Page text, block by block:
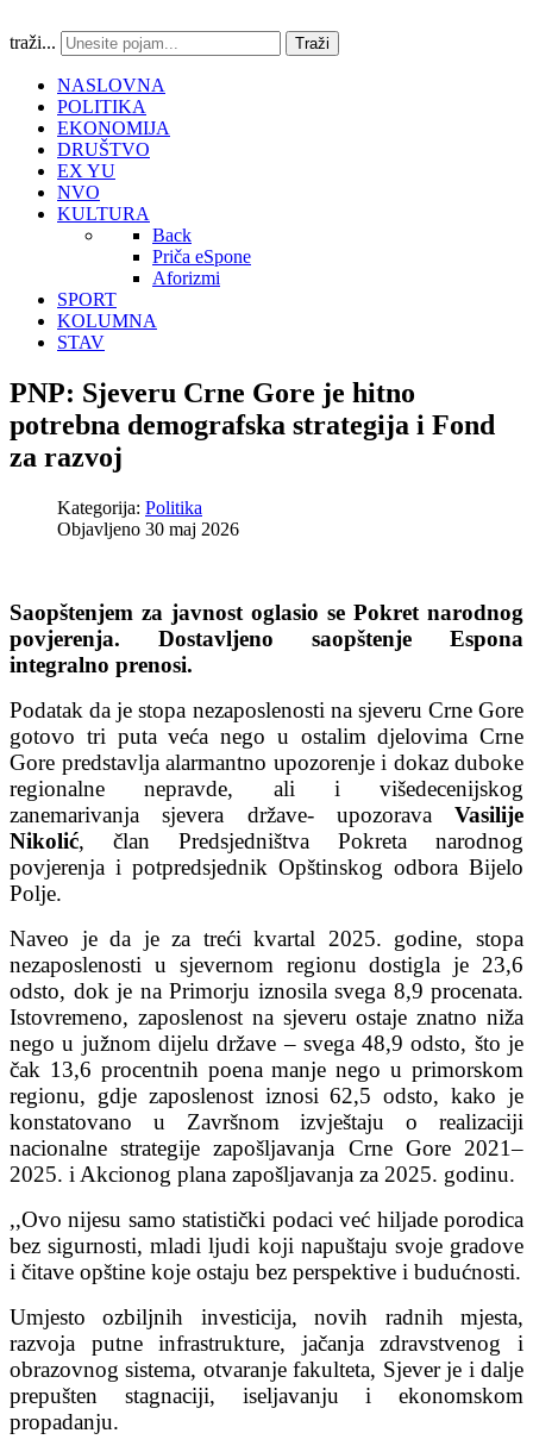
traži... Traži
NASLOVNA
POLITIKA
EKONOMIJA
DRUŠTVO
EX YU
NVO
KULTURA
Back
Priča eSpone
Aforizmi
SPORT
KOLUMNA
STAV
PNP: Sjeveru Crne Gore je hitno
potrebna demografska strategija i Fond
za razvoj
Kategorija: Politika
Objavljeno 30 maj 2026
Saopštenjem za javnost oglasio se Pokret narodnog
povjerenja. Dostavljeno saopštenje Espona
integralno prenosi.
Podatak da je stopa nezaposlenosti na sjeveru Crne Gore
gotovo tri puta veća nego u ostalim djelovima Crne
Gore predstavlja alarmantno upozorenje i dokaz duboke
regionalne nepravde, ali i višedecenijskog
zanemarivanja sjevera države- upozorava Vasilije
Nikolić, član Predsjedništva Pokreta narodnog
povjerenja i potpredsjednik Opštinskog odbora Bijelo
Polje.
Naveo je da je za treći kvartal 2025. godine, stopa
nezaposlenosti u sjevernom regionu dostigla je 23,6
odsto, dok je na Primorju iznosila svega 8,9 procenata.
Istovremeno, zaposlenost na sjeveru ostaje znatno niža
nego u južnom dijelu države – svega 48,9 odsto, što je
čak 13,6 procentnih poena manje nego u primorskom
regionu, gdje zaposlenost iznosi 62,5 odsto, kako je
konstatovano u Završnom izvještaju o realizaciji
nacionalne strategije zapošljavanja Crne Gore 2021–
2025. i Akcionog plana zapošljavanja za 2025. godinu.
,,Ovo nijesu samo statistički podaci već hiljade porodica
bez sigurnosti, mladi ljudi koji napuštaju svoje gradove
i čitave opštine koje ostaju bez perspektive i budućnosti.
Umjesto ozbiljnih investicija, novih radnih mjesta,
razvoja putne infrastrukture, jačanja zdravstvenog i
obrazovnog sistema, otvaranje fakulteta, Sjever je i dalje
prepušten stagnaciji, iseljavanju i ekonomskom
propadanju.